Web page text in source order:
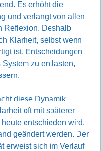
Es erhöht die
und verlangt von allen
Reflexion. Deshalb
Klarheit, selbst wenn
ist. Entscheidungen
zu entlasten,
diese Dynamik
oft mit späterer
entschieden wird,
geändert werden. Der
erweist sich im Verlauf